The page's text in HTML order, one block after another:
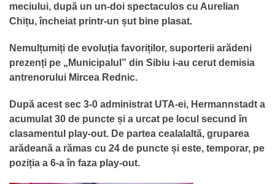
meciului, după un un-doi spectaculos cu Aurelian
Chițu, încheiat printr-un șut bine plasat.
Nemulțumiți de evoluția favoriților, suporterii arădeni
prezenți pe „Municipalul” din Sibiu i-au cerut demisia
antrenorului Mircea Rednic.
După acest sec 3-0 administrat UTA-ei, Hermannstadt a
acumulat 30 de puncte și a urcat pe locul secund în
clasamentul play-out. De partea cealalaltă, gruparea
arădeană a rămas cu 24 de puncte și este, temporar, pe
poziția a 6-a în faza play-out.